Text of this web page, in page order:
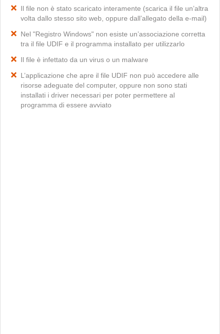
Il file non è stato scaricato interamente (scarica il file un’altra
volta dallo stesso sito web, oppure dall’allegato della e-mail)
Nel "Registro Windows" non esiste un’associazione corretta
tra il file UDIF e il programma installato per utilizzarlo
Il file è infettato da un virus o un malware
L’applicazione che apre il file UDIF non può accedere alle
risorse adeguate del computer, oppure non sono stati
installati i driver necessari per poter permettere al
programma di essere avviato